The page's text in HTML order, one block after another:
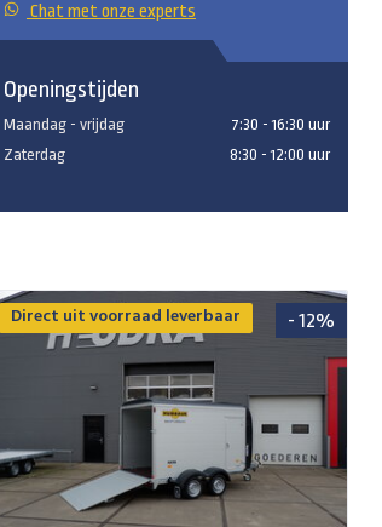
Chat met onze experts
Openingstijden
Maandag - vrijdag
7:30 - 16:30 uur
Zaterdag
8:30 - 12:00 uur
Direct uit voorraad leverbaar - 12%